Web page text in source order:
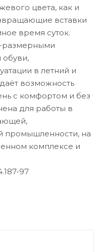
цвета, как и
вставки
время суток.
размерными
обуви,
в летний и
возможность
с комфортом и без
для работы в
промышленности, на
комплексе и
97